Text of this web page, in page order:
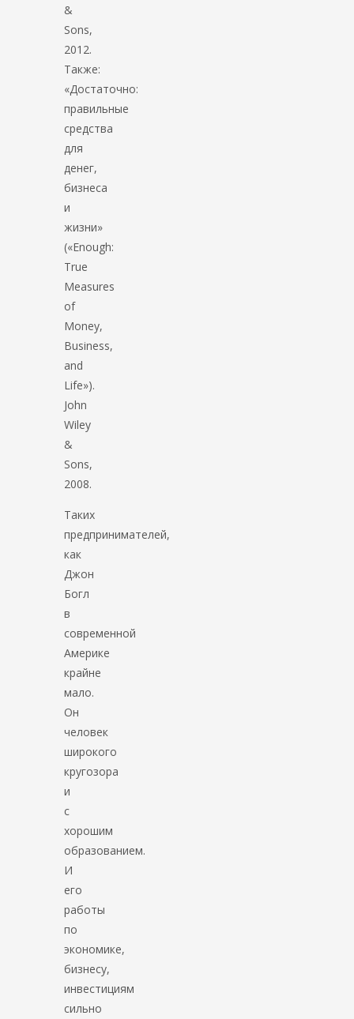
&
Sons,
2012.
Также:
«Достаточно:
правильные
средства
для
денег,
бизнеса
и
жизни»
(«Enough:
True
Measures
of
Money,
Business,
and
Life»).
John
Wiley
&
Sons,
2008.
Таких
предпринимателей,
как
Джон
Богл
в
современной
Америке
крайне
мало.
Он
человек
широкого
кругозора
и
с
хорошим
образованием.
И
его
работы
по
экономике,
бизнесу,
инвестициям
сильно